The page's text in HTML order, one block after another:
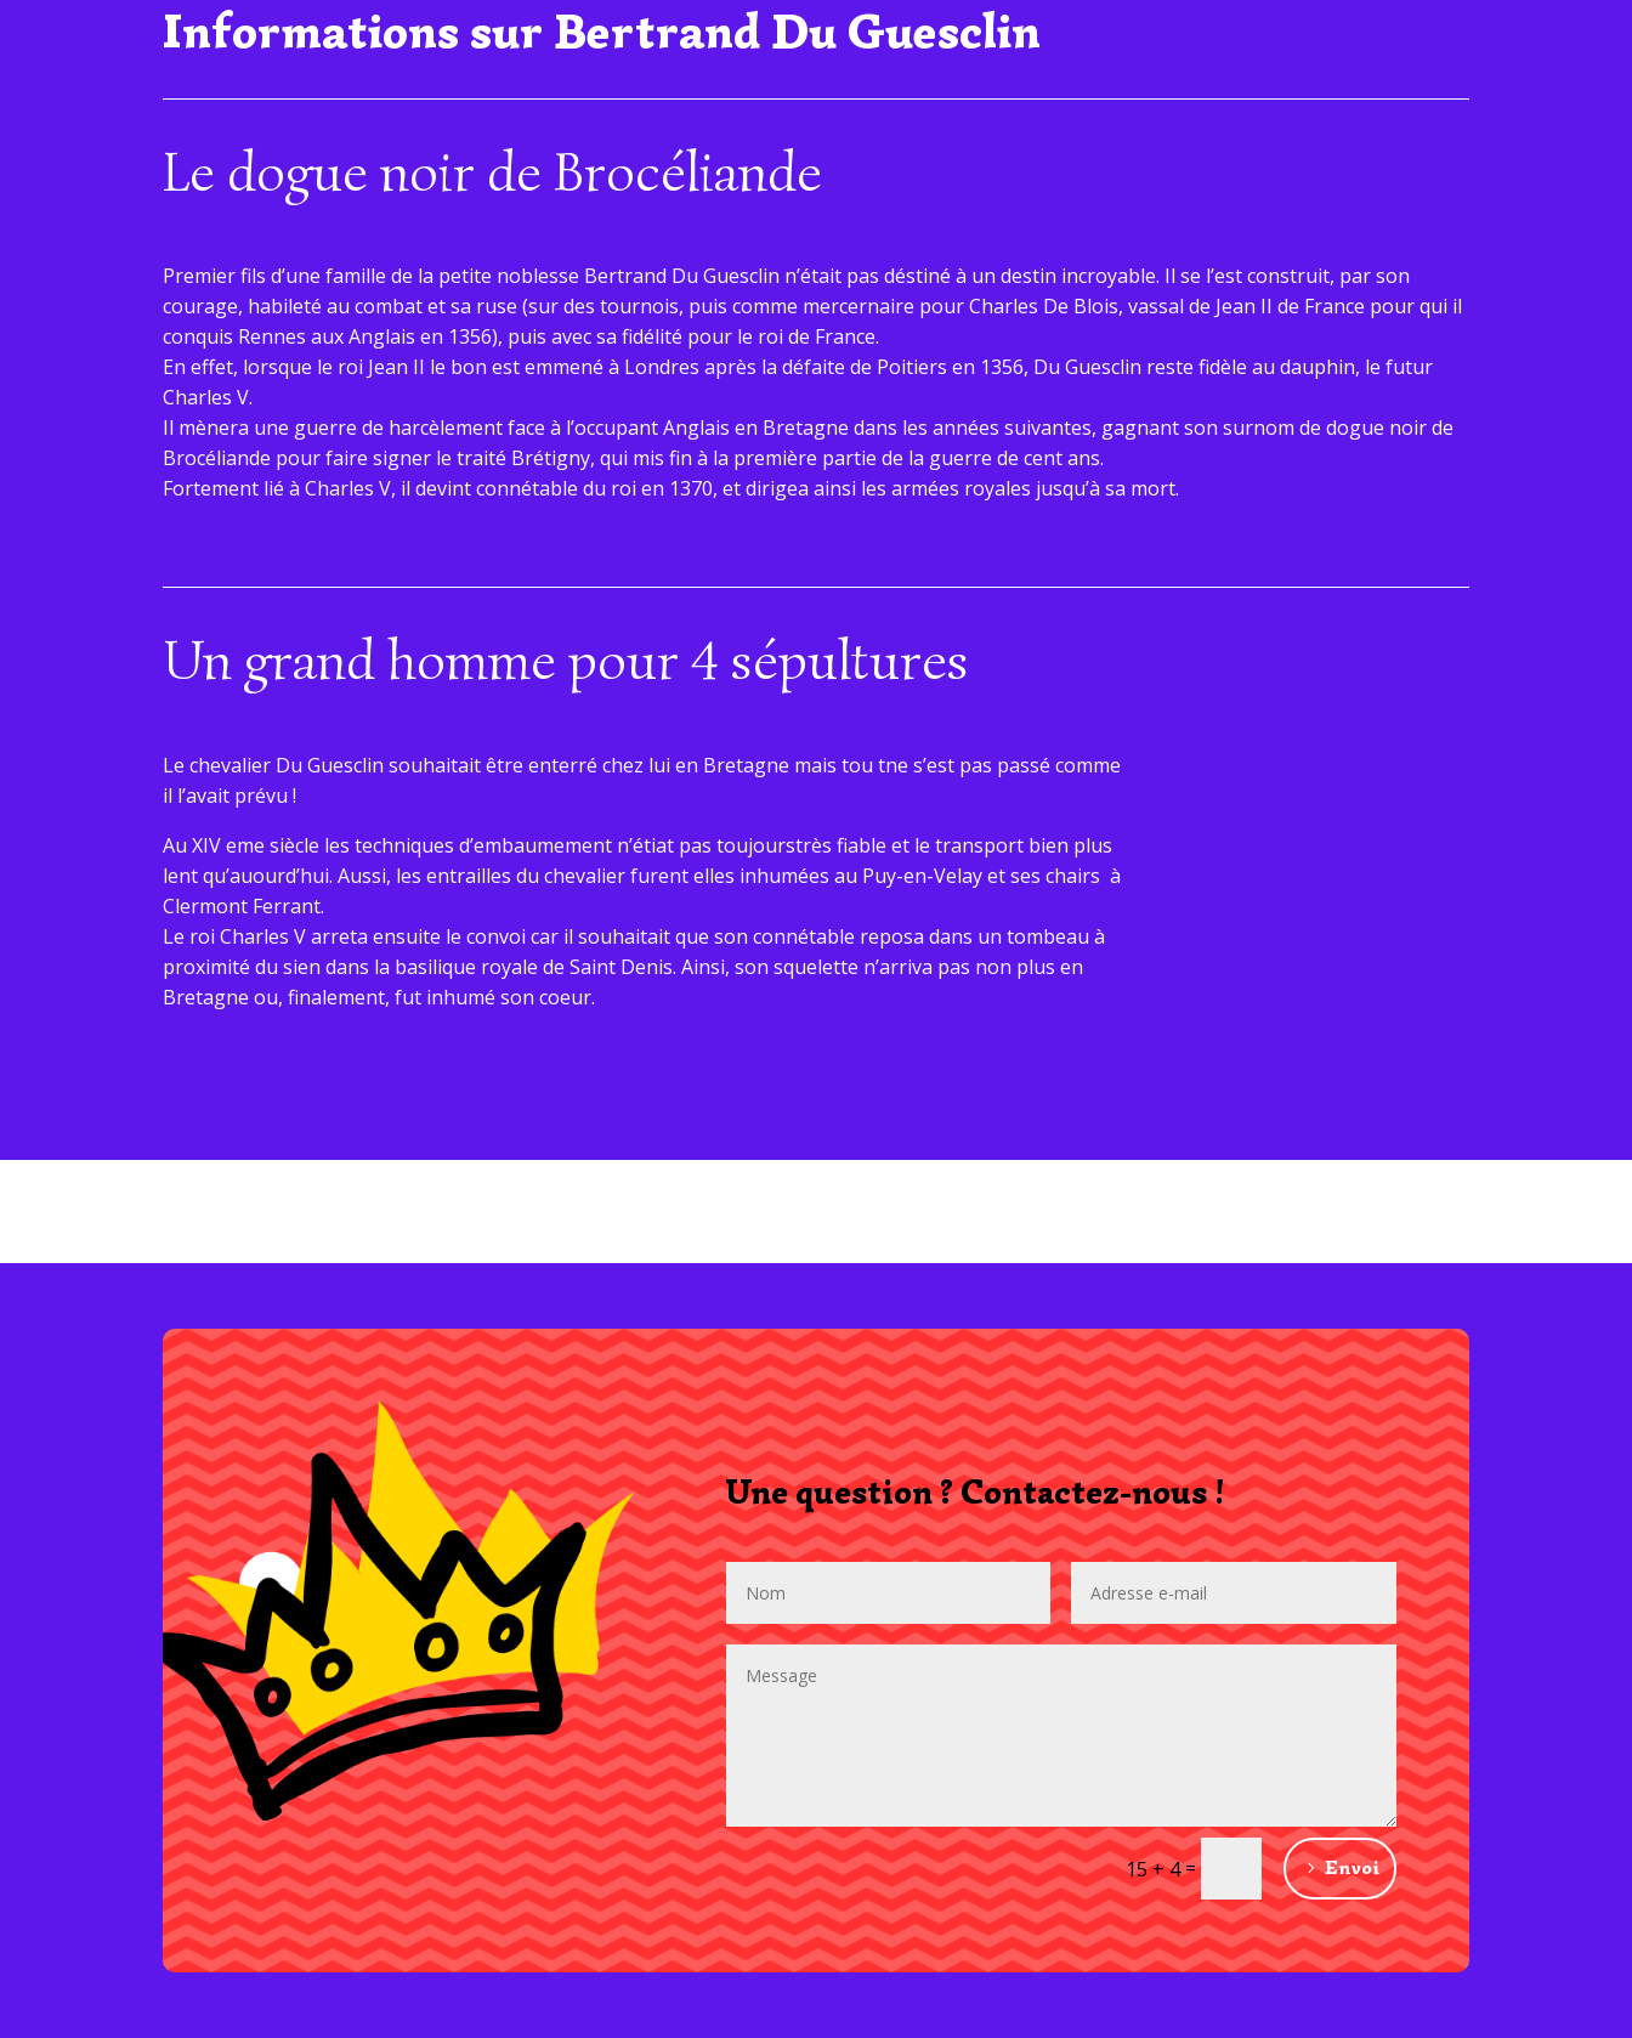
Informations sur Bertrand Du Guesclin
Le dogue noir de Brocéliande
Premier fils d’une famille de la petite noblesse Bertrand Du Guesclin n’était pas déstiné à un destin incroyable. Il se l’est construit, par son
courage, habileté au combat et sa ruse (sur des tournois, puis comme mercernaire pour Charles De Blois, vassal de Jean II de France pour qui il
conquis Rennes aux Anglais en 1356), puis avec sa fidélité pour le roi de France.
En effet, lorsque le roi Jean II le bon est emmené à Londres après la défaite de Poitiers en 1356, Du Guesclin reste fidèle au dauphin, le futur
Charles V.
Il mènera une guerre de harcèlement face à l’occupant Anglais en Bretagne dans les années suivantes, gagnant son surnom de dogue noir de
Brocéliande pour faire signer le traité Brétigny, qui mis fin à la première partie de la guerre de cent ans.
Fortement lié à Charles V, il devint connétable du roi en 1370, et dirigea ainsi les armées royales jusqu’à sa mort.
Un grand homme pour 4 sépultures
Le chevalier Du Guesclin souhaitait être enterré chez lui en Bretagne mais tou tne s’est pas passé comme
il l’avait prévu !
Au XIV eme siècle les techniques d’embaumement n’étiat pas toujourstrès fiable et le transport bien plus
lent qu’auourd’hui. Aussi, les entrailles du chevalier furent elles inhumées au Puy-en-Velay et ses chairs à
Clermont Ferrant.
Le roi Charles V arreta ensuite le convoi car il souhaitait que son connétable reposa dans un tombeau à
proximité du sien dans la basilique royale de Saint Denis. Ainsi, son squelette n’arriva pas non plus en
Bretagne ou, finalement, fut inhumé son coeur.
Une question ? Contactez-nous !
15 + 4= Envoi